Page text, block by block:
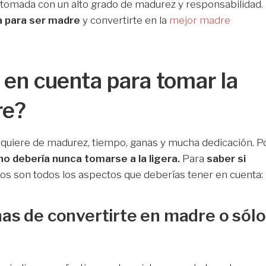
con un alto grado de madurez y responsabilidad.
para ser madre y convertirte en la mejor madre
cuenta para tomar la
de madurez, tiempo, ganas y mucha dedicación.
debería nunca tomarse a la ligera. Para saber si
son todos los aspectos que deberías tener en cuenta:
de convertirte en madre o sólo